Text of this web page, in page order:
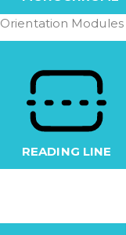
Orientation Modules
READING LINE